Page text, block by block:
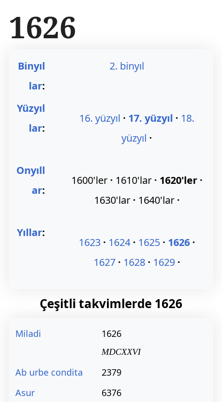
r
1626
Binyıl
lar:
2. binyıl
Yüzyıl
lar:
16. yüzyıl 17. yüzyıl
18.
yüzyıl
Onyıll
ar:
1600'ler 1610'lar
1620'ler
1630'lar
1640'lar
Yıllar:
1623 1624 1625
1626
1627
1628 1629
Çeşitli takvimlerde 1626
Miladi 1626
MDCXXVI
Ab urbe condita
2379
Asur
6376